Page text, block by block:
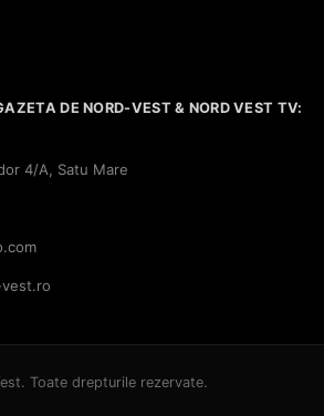
DE NORD-VEST & NORD VEST TV:
4/A, Satu Mare
Toate drepturile rezervate.